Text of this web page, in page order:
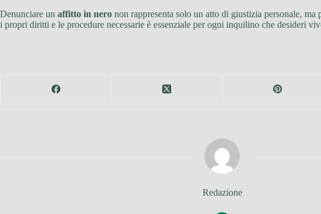
Denunciare un affitto in nero non rappresenta solo un atto di giustizia personale,
i propri diritti e le procedure necessarie è essenziale per ogni inquilino che desideri
Redazione